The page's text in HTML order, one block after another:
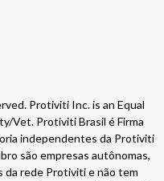
Protiviti Inc. is an Equal
Vet. Protiviti Brasil é Firma
independentes da Protiviti
são empresas autônomas,
da rede Protiviti e não tem